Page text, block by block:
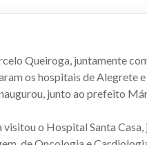
Queiroga, juntamente
os hospitais de Alegrete
junto ao prefeito
visitou o Hospital Santa